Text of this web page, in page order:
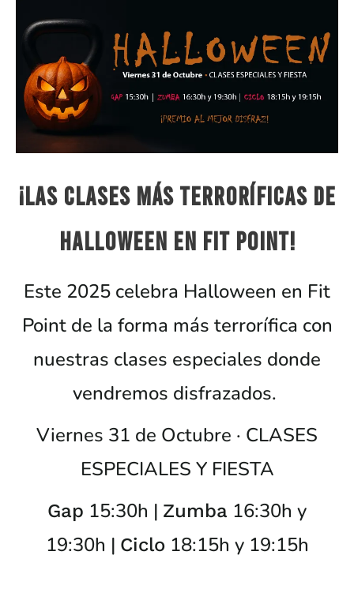
¡Las clases más terroríficas de
Halloween en Fit Point!
Este 2025 celebra Halloween en Fit
Point de la forma más terrorífica con
nuestras clases especiales donde
vendremos disfrazados.
Viernes 31 de Octubre · CLASES
ESPECIALES Y FIESTA
Gap 15:30h | Zumba 16:30h y
19:30h | Ciclo18:15h y 19:15h